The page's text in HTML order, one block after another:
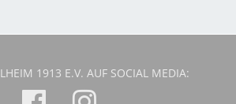
1913 E.V. AUF SOCIAL MEDIA: